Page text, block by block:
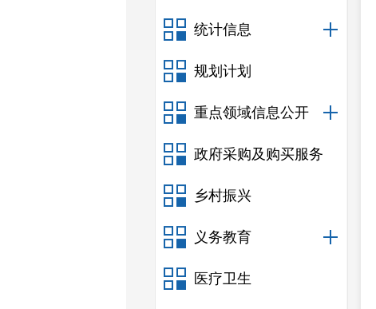
统计信息
规划计划
重点领域信息公开
政府采购及购买服务
乡村振兴
义务教育
医疗卫生